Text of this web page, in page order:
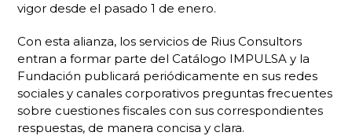
vigor desde el pasado 1 de enero.
Con esta alianza, los servicios de Rius Consultors
entran a formar parte del Catálogo IMPULSA y la
Fundación publicará periódicamente en sus redes
sociales y canales corporativos preguntas frecuentes
sobre cuestiones fiscales con sus correspondientes
respuestas, de manera concisa y clara.